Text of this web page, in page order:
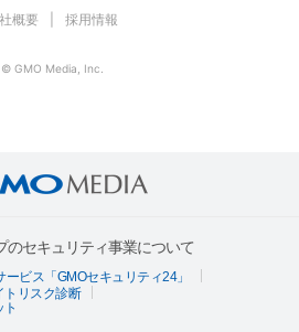
概要 採用情報
© GMO Media, Inc.
のセキュリティ事業について
ビス「GMOセキュリティ24」
トリスク診断